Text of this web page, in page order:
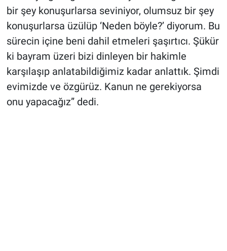
bir şey konuşurlarsa seviniyor, olumsuz bir şey
konuşurlarsa üzülüp ‘Neden böyle?’ diyorum. Bu
sürecin içine beni dahil etmeleri şaşırtıcı. Şükür
ki bayram üzeri bizi dinleyen bir hakimle
karşılaşıp anlatabildiğimiz kadar anlattık. Şimdi
evimizde ve özgürüz. Kanun ne gerekiyorsa
onu yapacağız” dedi.